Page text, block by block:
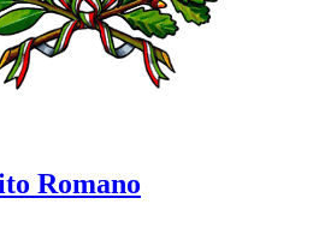
Romano